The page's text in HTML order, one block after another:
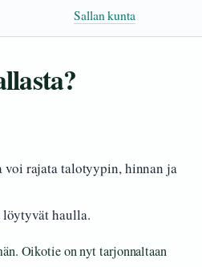
Sallan kunta
voi rajata talotyypin, hinnan ja
löytyvät haulla.
Oikotie on nyt tarjonnaltaan